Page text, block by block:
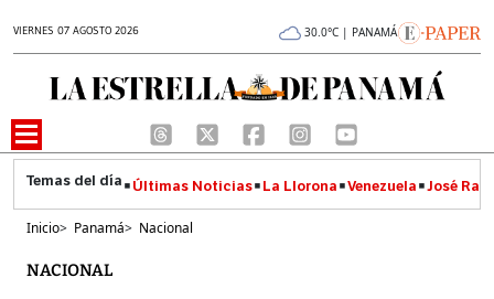
VIERNES 07 AGOSTO 2026 30.0°C | PANAMÁ
Últimas Noticias La Llorona Venezuela José
Inicio> Panamá> Nacional
NACIONAL